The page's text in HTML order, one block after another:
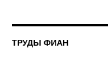
ТРУДЫ ФИАН